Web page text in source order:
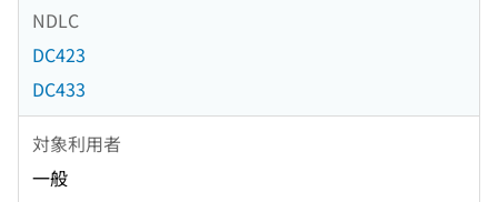
NDLC
DC423
DC433
対象利用者
一般